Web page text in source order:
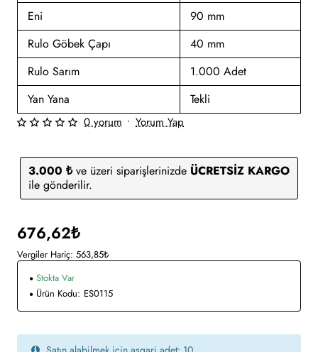
Eni
90 mm
Rulo Göbek Çapı
40 mm
Rulo Sarım
1.000 Adet
Yan Yana
Tekli
3.000 ₺ve üzeri siparişlerinizde ÜCRETSİZ KARGO
ile gönderilir.
0 yorum • Yorum Yap
676,62₺
Vergiler Hariç: 563,85₺
Stokta Var
Ürün Kodu: ES0115